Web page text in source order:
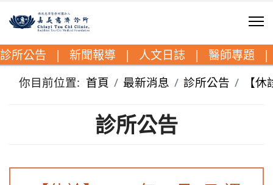
診所公告 | 新聞報導 | 人文日誌 | 醫師專題 |
你目前位置: 首頁 最新消息 診所公告 【
診所公告